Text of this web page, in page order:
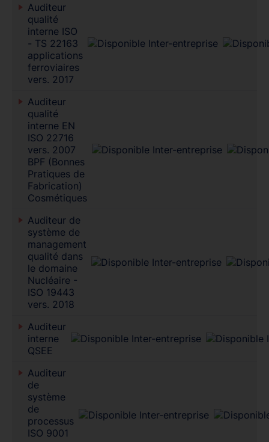
Auditeur
qualité
interne ISO
- TS 22163
applications
ferroviaires
vers. 2017
Auditeur
qualité
interne EN
ISO 22716
vers. 2007
BPF (Bonnes
Pratiques de
Fabrication)
Cosmétiques
Auditeur de
système de
management
qualité dans
le domaine
Nucléaire -
ISO 19443
vers. 2018
Auditeur
interne
QSEE
Auditeur
de
système
de
processus
ISO 9001